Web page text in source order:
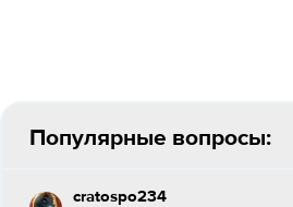
Популярные вопросы:
cratospo234